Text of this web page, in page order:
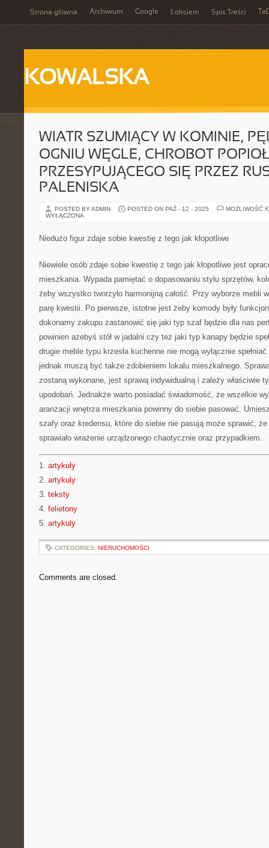
Strona główna Archiwum Google Łokciem Spis Treści
KOWALSKA
WIATR SZUMIĄCY W KOMINIE,
OGNIU WĘGLE, CHROBOT
PRZESYPUJĄCEGO SIĘ PRZEZ
PALENISKA
POSTED BY ADMIN POSTED ON PAŹ - 12 - 2025
MOŻLIWOŚĆ
WYŁĄCZONA
Niedużo figur zdaje sobie kwestię z tego jak kłopotliwe
Niewiele osób zdaje sobie kwestię z tego jak kłopotliwe jest
mieszkania. Wypada pamiętać o dopasowaniu stylu sprzętów,
żeby wszystko tworzyło harmonijną całość. Przy wyborze mebli
parę kwestii. Po pierwsze, istotne jest żeby komody były
dokonamy zakupu zastanowić się jaki typ szaf będzie dla nas
powinien ażebyś stół w jadalni czy też jaki typ kanapy będzie
drugie meble typu krzesła kuchenne nie mogą wyłącznie
jednak muszą być także zdobieniem lokalu mieszkalnego.
zostaną wykonane, jest sprawą indywidualną i zależy właściwie
upodobań. Jednakże warto posiadać świadomość, że wszelkie
aranżacji wnętrza mieszkania powinny do siebie pasować.
szafy oraz kredensu, które do siebie nie pasują może sprawić,
sprawiało wrażenie urządzonego chaotycznie oraz przypadkiem.
1. artykuly
2. artykuly
3. teksty
4. felietony
5. artykuly
CATEGORIES: NIERUCHOMOŚCI
Comments are closed.